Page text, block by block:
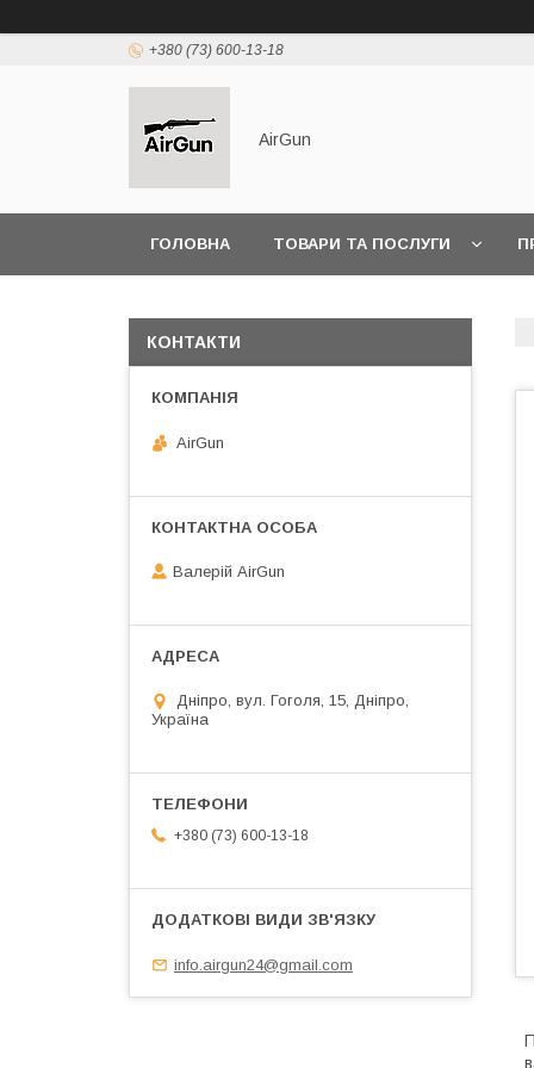
+380 (73) 600-13-18
AirGun
ГОЛОВНА ТОВАРИ ТА ПОСЛУГИ
КОНТАКТИ
AirGun
Валерій AirGun
Дніпро, вул. Гоголя, 15, Дніпро,
Україна
+380 (73) 600-13-18
info.airgun24@gmail.com